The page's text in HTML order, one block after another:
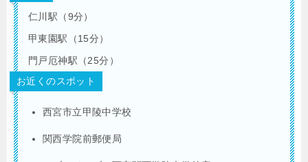
仁川駅（9分）
甲東園駅（15分）
門戸厄神駅（25分）
お近くのスポット
西宮市立甲陵中学校
関西学院前郵便局